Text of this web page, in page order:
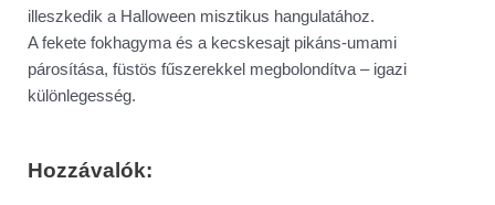
illeszkedik a Halloween misztikus hangulatához.
A fekete fokhagyma és a kecskesajt pikáns-umami
párosítása, füstös fűszerekkel megbolondítva – igazi
különlegesség.
Hozzávalók: